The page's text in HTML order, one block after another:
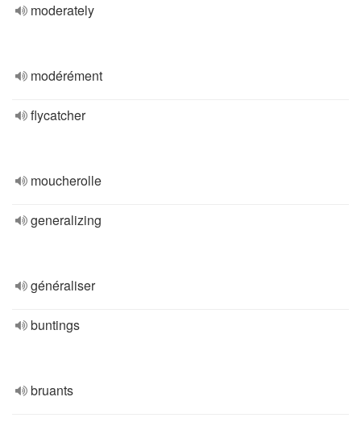
moderately
modérément
flycatcher
moucherolle
generalizing
généraliser
buntings
bruants